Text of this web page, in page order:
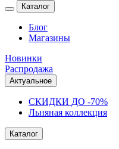
Каталог
Блог
Магазины
Новинки
Распродажа
Актуальное
СКИДКИ ДО -70%
Льняная коллекция
Каталог